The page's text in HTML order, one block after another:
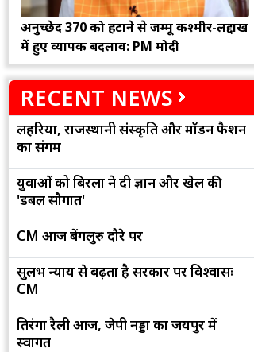
अनुच्छेद 370 को हटाने से जम्मू कश्मीर-लद्दाख
में हुए व्यापक बदलाव: PM मोदी
RECENT NEWS
लहरिया, राजस्थानी संस्कृति और मॉडर्न फैशन
का संगम
युवाओं को बिरला ने दी ज्ञान और खेल की
'डबल सौगात'
CM आज बेंगलुरु दौरे पर
सुलभ न्याय से बढ़ता है सरकार पर विश्वासः
CM
तिरंगा रैली आज, जेपी नड्डा का जयपुर में
स्वागत